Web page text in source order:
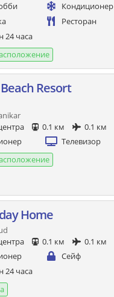
Кондиционер
Ресторан
24 часа
Resort
0.1 км
0.1 км
Телевизор
Home
0.1 км
0.1 км
Сейф
24 часа